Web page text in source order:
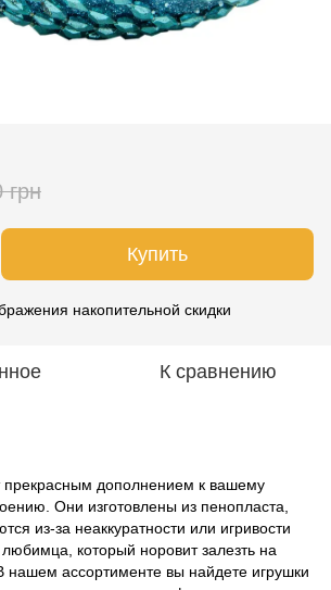
грн
Купить
накопительной скидки
К сравнению
прекрасным дополнением к вашему
Они изготовлены из пенопласта,
из-за неаккуратности или игривости
который норовит залезть на
нашем ассортименте вы найдете игрушки